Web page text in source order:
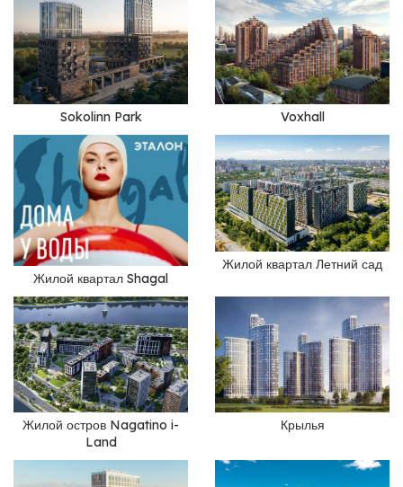
Sokolinn Park Voxhall
Жилой квартал Shagal
Жилой квартал Летний сад
Жилой остров Nagatino i-
Land
Крылья